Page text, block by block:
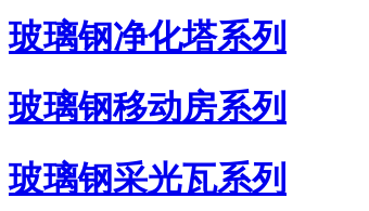
玻璃钢净化塔系列
玻璃钢移动房系列
玻璃钢采光瓦系列